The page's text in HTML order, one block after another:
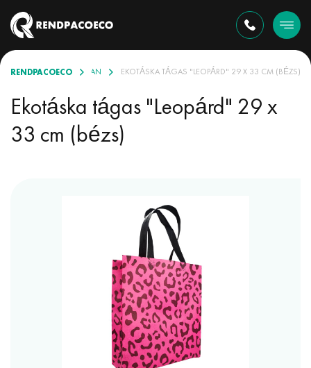
RENDPACOECOVÁLASZTÉKBAN EKOTÁSKA TÁGAS "LEOPÁRD" 29 X 33 CM (BÉZS)
Ekotáska tágas "Leopárd" 29 x
33 cm (bézs)